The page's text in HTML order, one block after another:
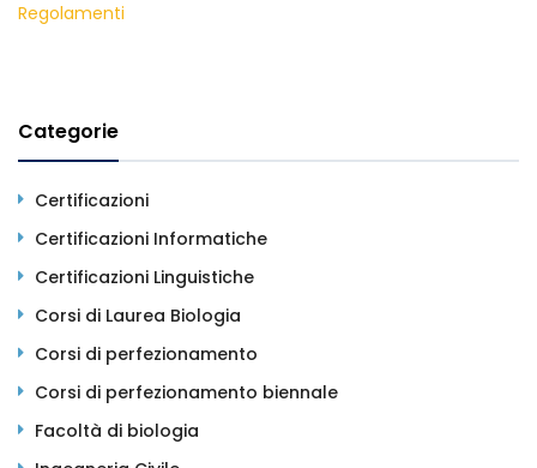
Regolamenti
Categorie
Certificazioni
Certificazioni Informatiche
Certificazioni Linguistiche
Corsi di Laurea Biologia
Corsi di perfezionamento
Corsi di perfezionamento biennale
Facoltà di biologia